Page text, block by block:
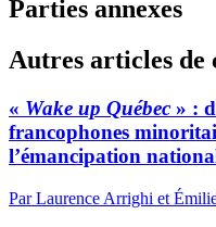
Parties annexes
Autres articles de
« Wake up Québec » :
francophones
l’émancipation
Par Laurence Arrighi et